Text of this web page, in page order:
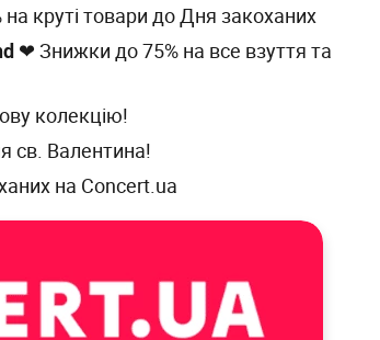
круті товари до Дня закоханих
❤ Знижки до 75% на все взуття та
колекцію!
св. Валентина!
на Concert.ua